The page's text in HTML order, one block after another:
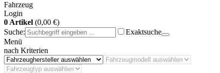
Fahrzeug
Login
0 Artikel (0,00 €)
Suche:
Exaktsuche
Menü
nach Kriterien